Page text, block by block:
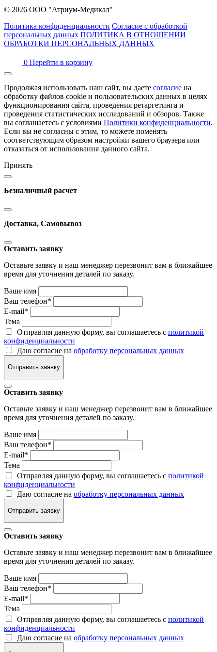
© 2026 ООО "Атриум-Медикал"
Политика конфиденциальности Согласие с обработкой
персональных данных ПОЛИТИКА В ОТНОШЕНИИ
ОБРАБОТКИ ПЕРСОНАЛЬНЫХ ДАННЫХ
0 Перейти в корзину
Продолжая использовать наш сайт, вы даете согласие на
обработку файлов cookie и пользовательских данных в целях
функционирования сайта, проведения ретаргетинга и
проведения статистических исследований и обзоров. Также
вы соглашаетесь с условиями Политики конфиденциальности.
Если вы не согласны с этим, то можете поменять
соответствующим образом настройки вашего браузера или
отказаться от использования данного сайта.
Принять
Безналичный расчет
Доставка, Самовывоз
Оставить заявку
Оставьте заявку и наш менеджер перезвонит вам в ближайшее
время для уточнения деталей по заказу.
Ваше имя
Ваш телефон*
E-mail*
Тема
Отправляя данную форму, вы соглашаетесь с политикой
конфиденциальности
Даю согласие на обработку персональных данных
Отправить заявку
Оставить заявку
Оставьте заявку и наш менеджер перезвонит вам в ближайшее
время для уточнения деталей по заказу.
Ваше имя
Ваш телефон*
E-mail*
Тема
Отправляя данную форму, вы соглашаетесь с политикой
конфиденциальности
Даю согласие на обработку персональных данных
Отправить заявку
Оставить заявку
Оставьте заявку и наш менеджер перезвонит вам в ближайшее
время для уточнения деталей по заказу.
Ваше имя
Ваш телефон*
E-mail*
Тема
Отправляя данную форму, вы соглашаетесь с политикой
конфиденциальности
Даю согласие на обработку персональных данных